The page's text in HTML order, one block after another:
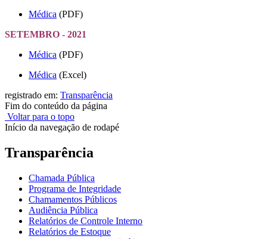
Médica (PDF)
SETEMBRO - 2021
Médica (PDF)
Médica (Excel)
registrado em: Transparência
Fim do conteúdo da página
Voltar para o topo
Início da navegação de rodapé
Transparência
Chamada Pública
Programa de Integridade
Chamamentos Públicos
Audiência Pública
Relatórios de Controle Interno
Relatórios de Estoque